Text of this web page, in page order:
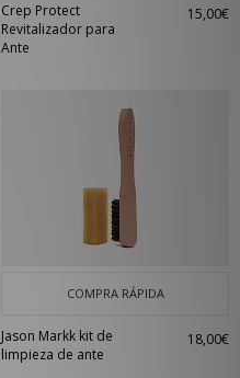
Crep Protect
Revitalizador para
Ante
15,00€
COMPRA RÁPIDA
Jason Markk kit de
limpieza de ante
18,00€